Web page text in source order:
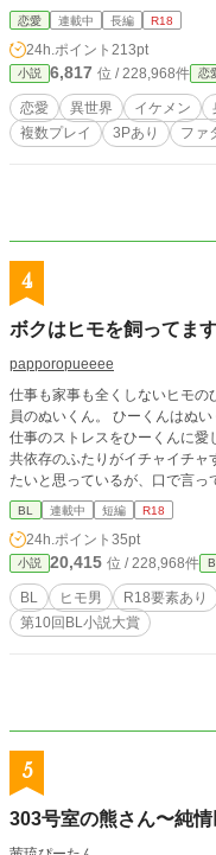
さい。
恋愛 連載中 長編 R18
24h.ポイント 213pt
小説 6,817 位 / 228,968件 恋
恋愛 異世界 イケメン
複数プレイ
3Pあり ファ
4
ボクはヒモを飼ってま
papporopueeee
仕事も家事も全くしないヒモの
員のぬいくん。 ひーくんはぬいくんに依存して生きている。 ぬいくんも日々の
仕事のストレスをひーくんに愛
共依存のふたりがイチャイチャするお話。 ぬいくん： ひー
たいと思っているが、口で言
甘々のひーくんが好きだが、いじめら
ームとぬいくんを甘やかすこと
思っている。 間男さん： NTR危機という山場と、ぬいくんに「悔しい…でも感
じちゃう」的な展開を作る予
れる可能性もある。
BL 連載中 短編 R18
24h.ポイント 35pt
小説 20,415 位 / 228,968件
BL ヒモ男 R18要素あり
第10回BL小説大賞
5
303号室の熊さん〜純